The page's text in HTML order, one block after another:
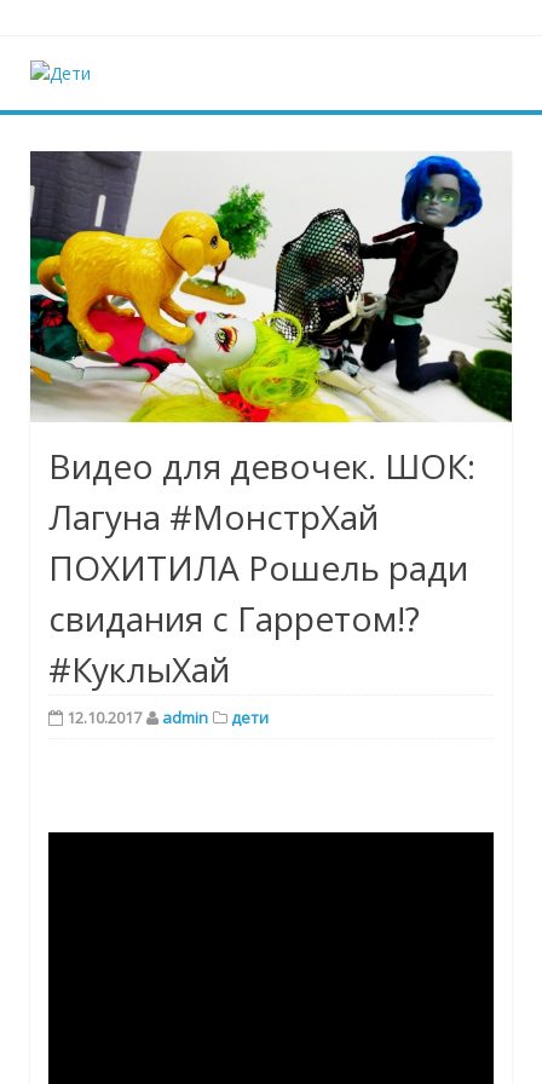
Дети
Видео для девочек. ШОК:
Лагуна #МонстрХай
ПОХИТИЛА Рошель ради
свидания с Гарретом!?
#КуклыХай
12.10.2017 admin дети